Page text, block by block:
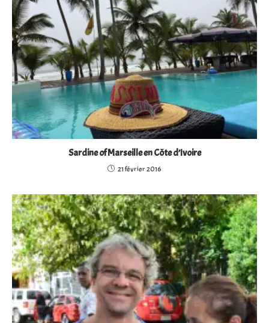
Sardine of Marseille en Côte d’Ivoire
21 février 2016